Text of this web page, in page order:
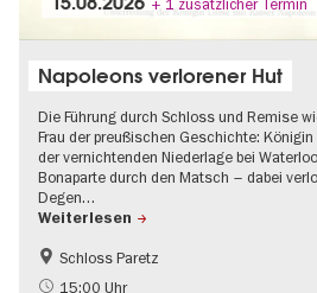
Napoleons verlorener Hut
Die Führung durch Schloss und Remise
Frau der preußischen Geschichte:
der vernichtenden Niederlage bei
Bonaparte durch den Matsch – dabei
Degen…
Weiterlesen
Brandenburg
Schlösser & Gärten
Schloss Paretz
15:00 Uhr